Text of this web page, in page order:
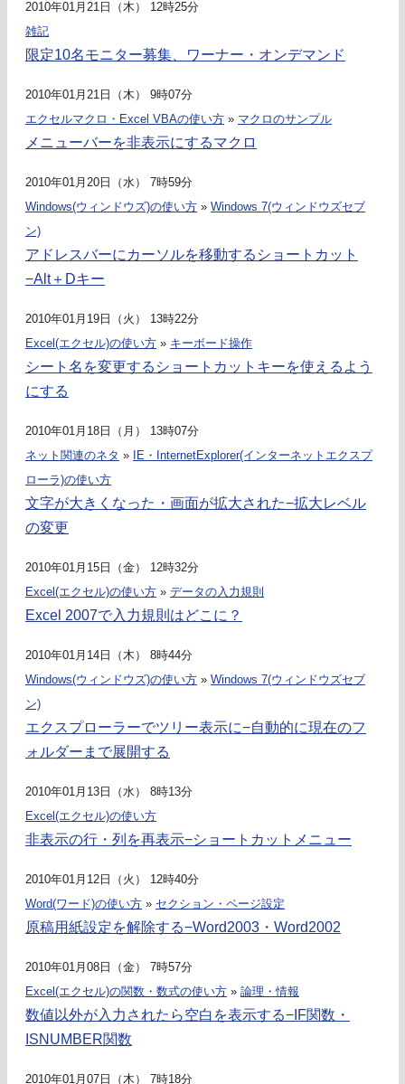
2010年01月21日（木） 12時25分
雑記
限定10名モニター募集、ワーナー・オンデマンド
2010年01月21日（木） 9時07分
エクセルマクロ・Excel VBAの使い方 » マクロのサンプル
メニューバーを非表示にするマクロ
2010年01月20日（水） 7時59分
Windows(ウィンドウズ)の使い方 » Windows 7(ウィンドウズセブ
ン)
アドレスバーにカーソルを移動するショートカット
−Alt＋Dキー
2010年01月19日（火） 13時22分
Excel(エクセル)の使い方 » キーボード操作
シート名を変更するショートカットキーを使えるよう
にする
2010年01月18日（月） 13時07分
ネット関連のネタ » IE・InternetExplorer(インターネットエクスプ
ローラ)の使い方
文字が大きくなった・画面が拡大された−拡大レベル
の変更
2010年01月15日（金） 12時32分
Excel(エクセル)の使い方 » データの入力規則
Excel 2007で入力規則はどこに？
2010年01月14日（木） 8時44分
Windows(ウィンドウズ)の使い方 » Windows 7(ウィンドウズセブ
ン)
エクスプローラーでツリー表示に−自動的に現在のフ
ォルダーまで展開する
2010年01月13日（水） 8時13分
Excel(エクセル)の使い方
非表示の行・列を再表示−ショートカットメニュー
2010年01月12日（火） 12時40分
Word(ワード)の使い方 » セクション・ページ設定
原稿用紙設定を解除する−Word2003・Word2002
2010年01月08日（金） 7時57分
Excel(エクセル)の関数・数式の使い方 » 論理・情報
数値以外が入力されたら空白を表示する−IF関数・
ISNUMBER関数
2010年01月07日（木） 7時18分